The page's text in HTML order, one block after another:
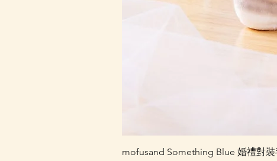
mofusand Something Blue 婚禮對